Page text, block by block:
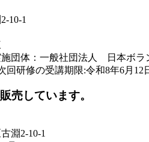
10-1
団体：一般社団法人 日本ボラ
回研修の受講期限:令和8年6月12
売しています。
淵2-10-1